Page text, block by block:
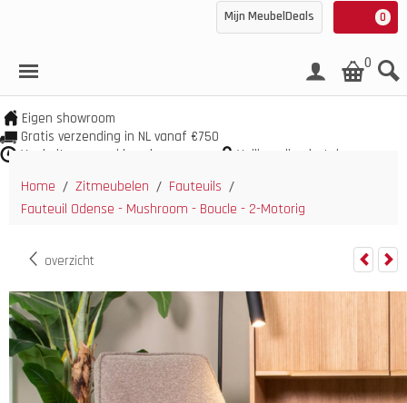
0
Mijn MeubelDeals
0
Eigen showroom
Gratis verzending in NL vanaf €750
Veel uit voorraad leverbaar
Veilig online betalen
Home / Zitmeubelen / Fauteuils /
Fauteuil Odense - Mushroom - Boucle - 2-Motorig
overzicht